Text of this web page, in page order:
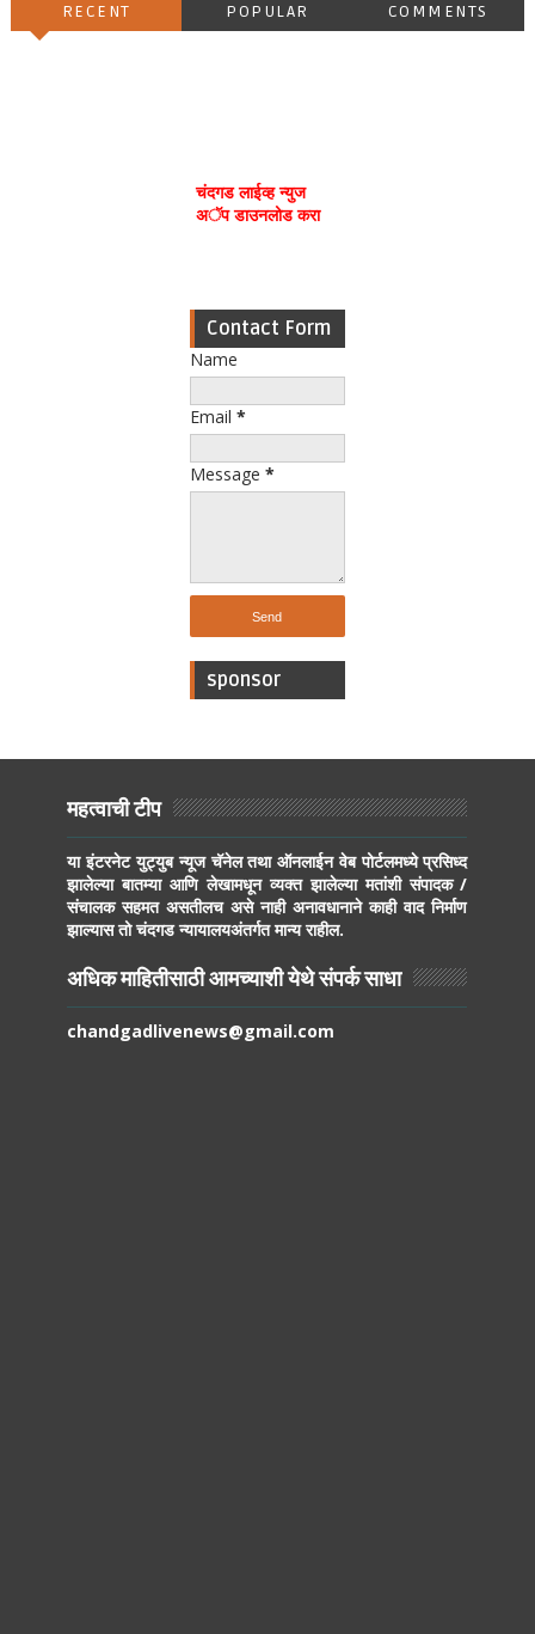
RECENT POPULAR COMMENTS
चंदगड लाईव्ह न्युज
अॅप डाउनलोड करा
Contact Form
Name
Email *
Message *
sponsor
महत्वाची टीप
या इंटरनेट युट्युब न्यूज चॅनेल तथा ऑनलाईन वेब पोर्टलमध्ये प्रसिध्द
झालेल्या बातम्या आणि लेखामधून व्यक्त झालेल्या मतांशी संपादक /
संचालक सहमत असतीलच असे नाही अनावधानाने काही वाद निर्माण
झाल्यास तो चंदगड न्यायालयअंतर्गत मान्य राहील.
अधिक माहितीसाठी आमच्याशी येथे संपर्क साधा
chandgadlivenews@gmail.com